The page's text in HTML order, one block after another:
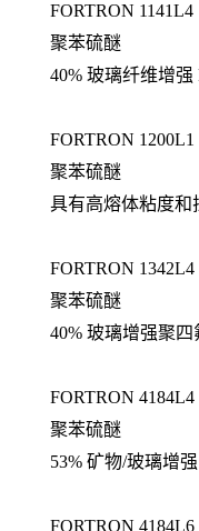
FORTRON 1141L4
聚苯硫醚
40% 玻璃纤维增强
FORTRON 1200L1
聚苯硫醚
具有高熔体粘度和
FORTRON 1342L4
聚苯硫醚
40% 玻璃增强聚
FORTRON 4184L4
聚苯硫醚
53% 矿物/玻璃增
FORTRON 4184L6